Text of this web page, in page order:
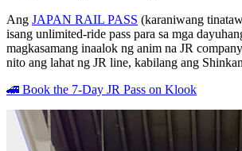
Ang JAPAN RAIL PASS (karaniwang
isang unlimited-ride pass para sa mga
magkasamang inaalok ng anim na JR
nito ang lahat ng JR line, kabilang ang
🚄 Book the 7-Day JR Pass on Klook